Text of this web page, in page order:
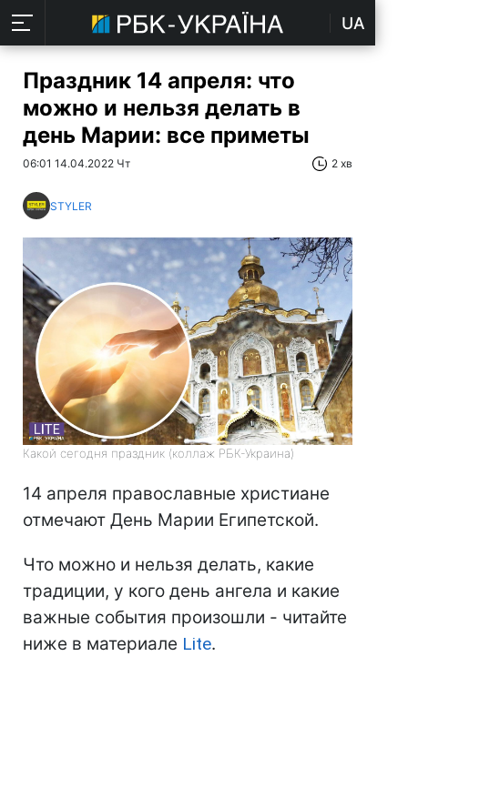
UA
Праздник 14 апреля: что
можно и нельзя делать в
день Марии: все приметы
06:01 14.04.2022 Чт 2 хв
STYLER
Какой сегодня праздник (коллаж РБК-Украина)
14 апреля православные христиане
отмечают День Марии Египетской.
Что можно и нельзя делать, какие
традиции, у кого день ангела и какие
важные события произошли - читайте
ниже в материале Lite.